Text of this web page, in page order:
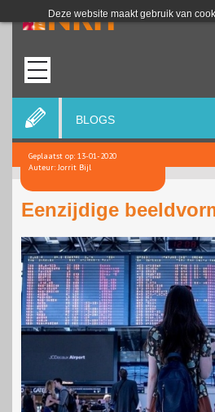
Deze website maakt gebruik van
BLOGS
Geplaatst op: 13-01-2020
Auteur: Jorrit Bijl
Eenzijdige